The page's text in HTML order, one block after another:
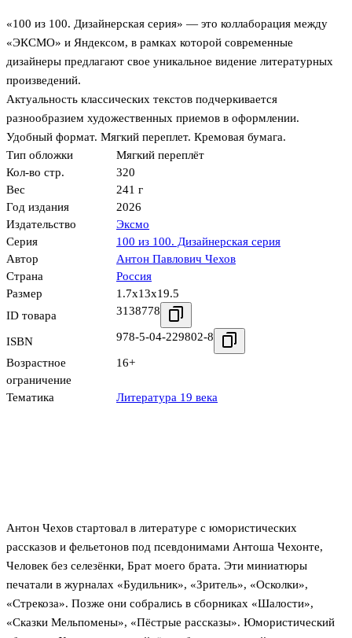
«100 из 100. Дизайнерская серия» — это коллаборация между
«ЭКСМО» и Яндексом, в рамках которой современные
дизайнеры предлагают свое уникальное видение литературных
произведений.
Актуальность классических текстов подчеркивается
разнообразием художественных приемов в оформлении.
Удобный формат. Мягкий переплет. Кремовая бумага.
Тип обложки
Мягкий переплёт
Кол-во стр.
320
Вес
241 г
Год издания
2026
Издательство
Эксмо
Серия
100 из 100. Дизайнерская серия
Автор
Антон Павлович Чехов
Страна
Россия
Размер
1.7x13x19.5
ID товара
3138778
ISBN 978-5-04-229802-8
Возрастное
ограничение
16+
Тематика Литература 19 века
Антон Чехов стартовал в литературе с юмористических
рассказов и фельетонов под псевдонимами Антоша Чехонте,
Человек без селезёнки, Брат моего брата. Эти миниатюры
печатали в журналах «Будильник», «Зритель», «Осколки»,
«Стрекоза». Позже они собрались в сборниках «Шалости»,
«Сказки Мельпомены», «Пёстрые рассказы». Юмористический